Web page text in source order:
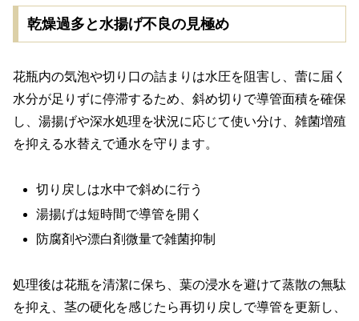
乾燥過多と水揚げ不良の見極め
花瓶内の気泡や切り口の詰まりは水圧を阻害し、蕾に届く
水分が足りずに停滞するため、斜め切りで導管面積を確保
し、湯揚げや深水処理を状況に応じて使い分け、雑菌増殖
を抑える水替えで通水を守ります。
切り戻しは水中で斜めに行う
湯揚げは短時間で導管を開く
防腐剤や漂白剤微量で雑菌抑制
処理後は花瓶を清潔に保ち、葉の浸水を避けて蒸散の無駄
を抑え、茎の硬化を感じたら再切り戻しで導管を更新し、